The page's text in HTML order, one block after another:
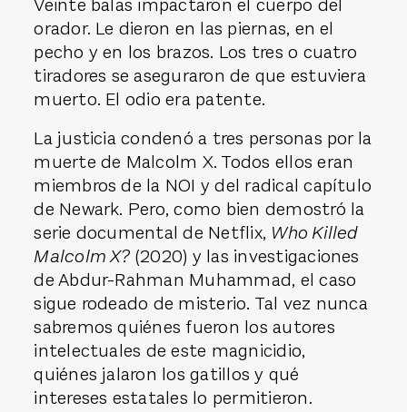
orador. Le dieron en las piernas, en el
pecho y en los brazos. Los tres o cuatro
tiradores se aseguraron de que estuviera
muerto. El odio era patente.
La justicia condenó a tres personas por la
muerte de Malcolm X. Todos ellos eran
miembros de la NOI y del radical capítulo
de Newark. Pero, como bien demostró la
serie documental de Netflix, Who Killed
Malcolm X? (2020) y las investigaciones
de Abdur-Rahman Muhammad, el caso
sigue rodeado de misterio. Tal vez nunca
sabremos quiénes fueron los autores
intelectuales de este magnicidio,
quiénes jalaron los gatillos y qué
intereses estatales lo permitieron.